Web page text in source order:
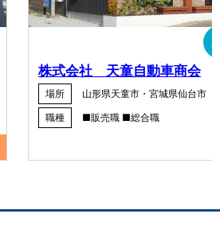
株式会社 天童自動車商会
場所
山形県天童市・宮城県仙台市
職種
■販売職 ■総合職